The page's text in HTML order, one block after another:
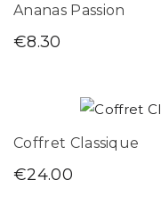
Ananas Passion
€8.30
Coffret Classique
€24.00